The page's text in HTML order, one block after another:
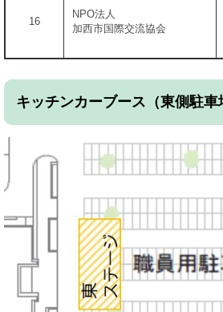
16
NPO法人
加西市国際交流協会
キッチンカーブース（東側駐車